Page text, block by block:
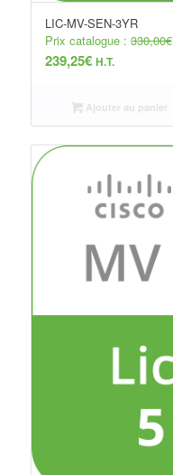
LIC-MV-SEN-3YR
Prix catalogue :330,00€
239,25€ H.T.
Ajouter au panier